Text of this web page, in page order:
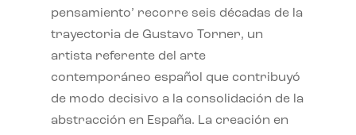
pensamiento’ recorre seis décadas de la
trayectoria de Gustavo Torner, un
artista referente del arte
contemporáneo español que contribuyó
de modo decisivo a la consolidación de la
abstracción en España. La creación en